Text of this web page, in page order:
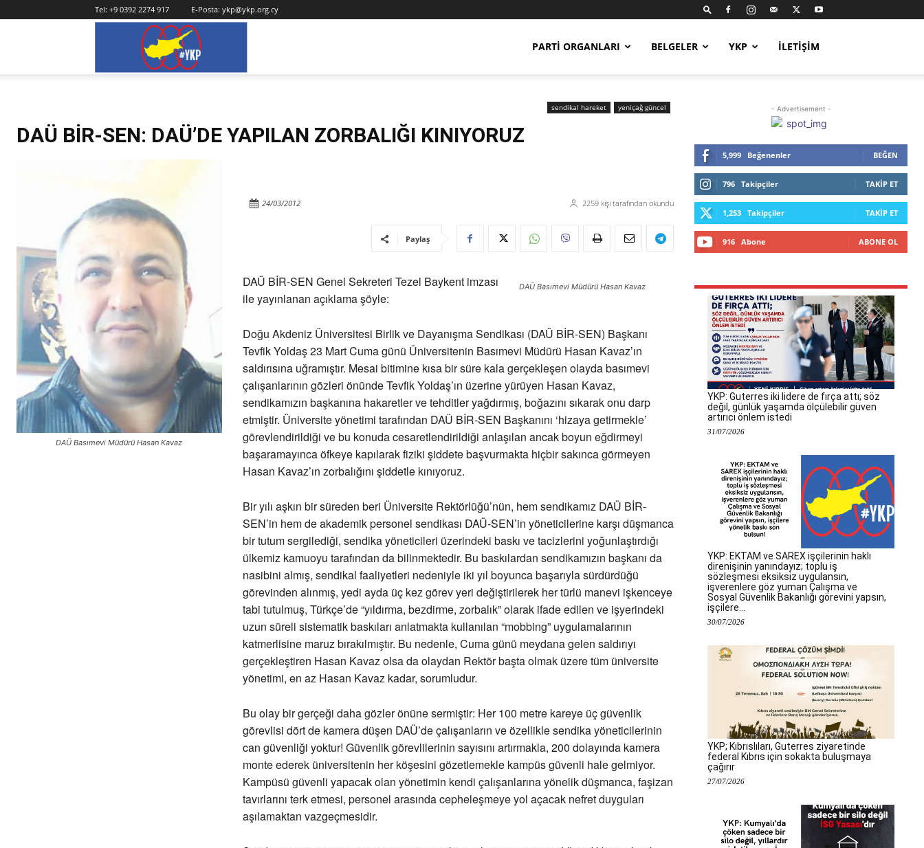
Tel: +9 0392 2274 917 E-Posta: ykp@ykp.org.cy
PARTI ORGANLARI BELGELER YKP İLETIŞIM
sendikal hareket yeniçağ güncel
DAÜ BİR-SEN: DAÜ’DE YAPILAN ZORBALIĞI KINIYORUZ
DAÜ Basımevi Müdürü Hasan Kavaz
2259kişi tarafından okundu
24/03/2012
Paylaş
DAÜ Basımevi Müdürü Hasan Kavaz
DAÜ BİR-SEN Genel Sekreteri Tezel Baykent imzası
ile yayınlanan açıklama şöyle:
Doğu Akdeniz Üniversitesi Birlik ve Dayanışma Sendikası (DAÜ BİR-SEN) Başkanı
Tevfik Yoldaş 23 Mart Cuma günü Üniversitenin Basımevi Müdürü Hasan Kavaz’ın
saldırısına uğramıştır. Mesai bitimine kısa bir süre kala gerçekleşen olayda basımevi
çalışanlarının gözleri önünde Tevfik Yoldaş’ın üzerine yürüyen Hasan Kavaz,
sendikamızın başkanına hakaretler ve tehditler yağdırmış, boğazını sıkarak onu darp
etmiştir. Üniversite yönetimi tarafından DAÜ BİR-SEN Başkanını ‘hizaya getirmekle’
görevlendirildiği ve bu konuda cesaretlendirildiği anlaşılan ancak boyun eğdirmeyi
başaramayınca öfkeye kapılarak fiziki şiddete başvurmakta hiçbir sakınca görmeyen
Hasan Kavaz’ın zorbalığını şiddetle kınıyoruz.
Bir yılı aşkın bir süreden beri Üniversite Rektörlüğü’nün, hem sendikamız DAÜ BİR-
SEN’in hem de akademik personel sendikası DAÜ-SEN’in yöneticilerine karşı düşmanca
bir tutum sergilediği, sendika yöneticileri üzerindeki baskı ve tacizlerini yoğunlaştırdığı
ülkemiz kamuoyu tarafından da bilinmektedir. Bu baskılardan sendikamızın başkanı da
nasibini almış, sendikal faaliyetleri nedeniyle iki yıl boyunca başarıyla sürdürdüğü
görevinden alınmış, yedi ayda üç kez görev yeri değiştirilerek her türlü manevi işkenceye
tabi tutulmuş, Türkçe’de “yıldırma, bezdirme, zorbalık” olarak ifade edilen ve işyerindeki
uzun süreli sistematik baskıları anlatmakta kullanılan “mobbing” uygulamalarının
katmerlisine maruz bırakılmıştır. Bu nedenle, Cuma günü meydana gelen saldırıyı
gerçekleştiren Hasan Kavaz olsa da olaydan Rektör başta olmak üzere tüm üniversite
yönetimi, en az Hasan Kavaz kadar, sorumludur.
Bu olay bir gerçeği daha gözler önüne sermiştir: Her 100 metre kareye üç güvenlik
görevlisi dört de kamera düşen DAÜ’de çalışanların ve özellikle sendika yöneticilerinin
can güvenliği yoktur! Güvenlik görevlilerinin sayısını artırmakla, 200 dolayında kamera
monte ederek üniversitenin her köşesini gözetlemekle kampüs güvenli hale gelmiyor.
Kampüsü güvenli yapacak olan yönetimin kendi çalışanlarına yönelik düşmanca, faşizan
tavırlarını terk etmesi, personel arasında cepheleşmeye yol açacak nefret duyguları
aşılamaktan vazgeçmesidir.
- Advertisement -
5,999 Beğenenler BEĞEN
796 Takipçiler TAKIP ET
1,253 Takipçiler TAKIP ET
916 Abone ABONE OL
YKP: Guterres iki lidere de fırça attı; söz
değil, günlük yaşamda ölçülebilir güven
artırıcı önlem istedi
31/07/2026
YKP: EKTAM ve SAREX işçilerinin haklı
direnişinin yanındayız; toplu iş
sözleşmesi eksiksiz uygulansın,
işverenlere göz yuman Çalışma ve
Sosyal Güvenlik Bakanlığı görevini yapsın,
işçilere...
30/07/2026
YKP; Kıbrıslıları, Guterres ziyaretinde
federal Kıbrıs için sokakta buluşmaya
çağırır
27/07/2026